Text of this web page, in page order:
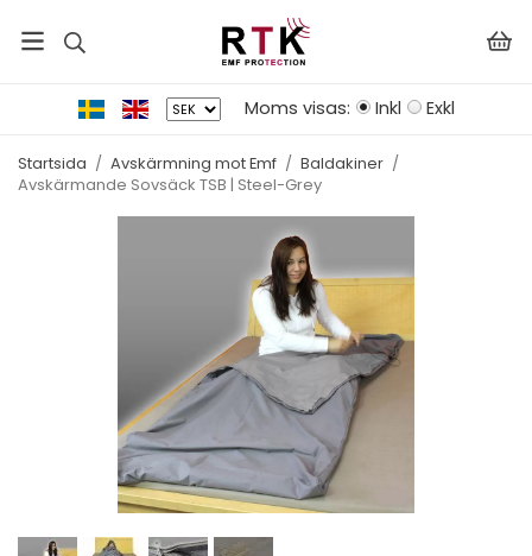
Moms visas: Inkl Exkl
Startsida / Avskärmning mot Emf / Baldakiner /
Avskärmande Sovsäck TSB | Steel-Grey